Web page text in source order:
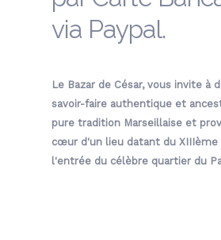
via Paypal.
Le Bazar de César, vous invite à
savoir-faire authentique et
pure tradition Marseillaise et
cœur d'un lieu datant du XIIIème
l'entrée du célèbre quartier du